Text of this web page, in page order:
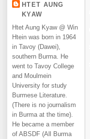
HTET AUNG
KYAW
Htet Aung Kyaw @ Win
Htein was born in 1964
in Tavoy (Dawei),
southern Burma. He
went to Tavoy College
and Moulmein
University for study
Burmese Literature.
(There is no journalism
in Burma at the time).
He became a member
of ABSDF (All Burma